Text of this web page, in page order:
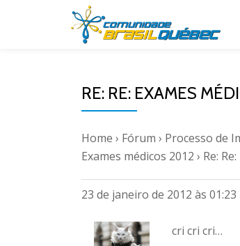
RE: RE: EXAMES
Home › Fórum › Processo de
Exames médicos 2012 › Re:
23 de janeiro de 2012 às 01:23
cri cri cri…